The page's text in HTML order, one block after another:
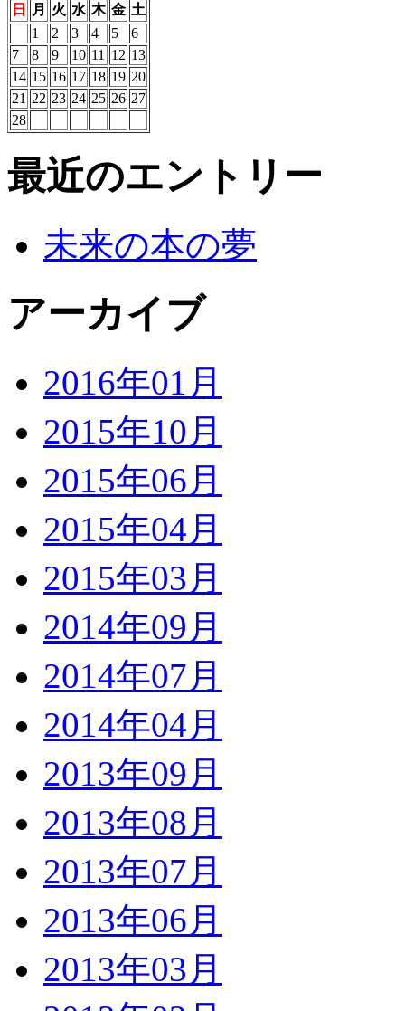
日
月 火 水 木 金 土
1
2 3 4 5
6
7
8 9 10 11 12 13
14 15 16 17 18 19 20
21 22 23 24 25 26 27
28
最近のエントリー
未来の本の夢
アーカイブ
2016年01月
2015年10月
2015年06月
2015年04月
2015年03月
2014年09月
2014年07月
2014年04月
2013年09月
2013年08月
2013年07月
2013年06月
2013年03月